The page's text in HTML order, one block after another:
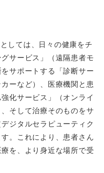
しては、日々の健康をチ
サービス」（遠隔患者モ
サポートする「診断サー
ーなど）、医療機関と患
化サービス」（オンライ
そして治療そのものをサ
ジタルセラピューティク
。これにより、患者さん
を、より身近な場所で受